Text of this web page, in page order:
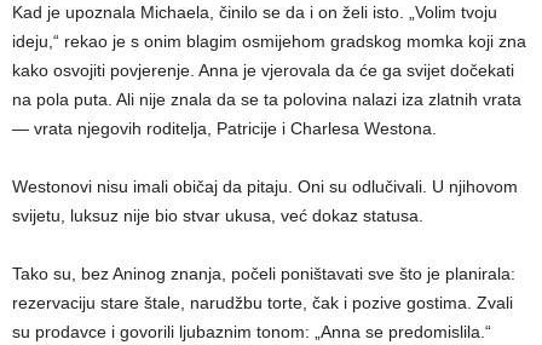
Kad je upoznala Michaela, činilo se da i on želi isto. „Volim tvoju
ideju,“ rekao je s onim blagim osmijehom gradskog momka koji zna
kako osvojiti povjerenje. Anna je vjerovala da će ga svijet dočekati
na pola puta. Ali nije znala da se ta polovina nalazi iza zlatnih vrata
— vrata njegovih roditelja, Patricije i Charlesa Westona.
Westonovi nisu imali običaj da pitaju. Oni su odlučivali. U njihovom
svijetu, luksuz nije bio stvar ukusa, već dokaz statusa.
Tako su, bez Aninog znanja, počeli poništavati sve što je planirala:
rezervaciju stare štale, narudžbu torte, čak i pozive gostima. Zvali
su prodavce i govorili ljubaznim tonom: „Anna se predomislila.“